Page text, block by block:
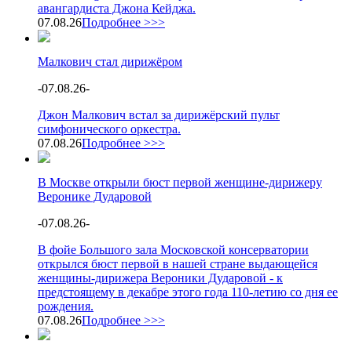
авангардиста Джона Кейджа.
07.08.26Подробнее >>>
Малкович стал дирижёром
-07.08.26-
Джон Малкович встал за дирижёрский пульт
симфонического оркестра.
07.08.26Подробнее >>>
В Москве открыли бюст первой женщине-дирижеру
Веронике Дударовой
-07.08.26-
В фойе Большого зала Московской консерватории
открылся бюст первой в нашей стране выдающейся
женщины-дирижера Вероники Дударовой - к
предстоящему в декабре этого года 110-летию со дня ее
рождения.
07.08.26Подробнее >>>